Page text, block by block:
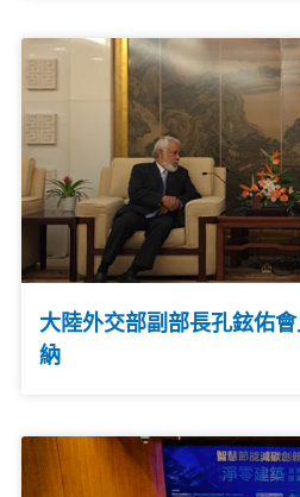
大陸外交部副部長孔鉉佑
納